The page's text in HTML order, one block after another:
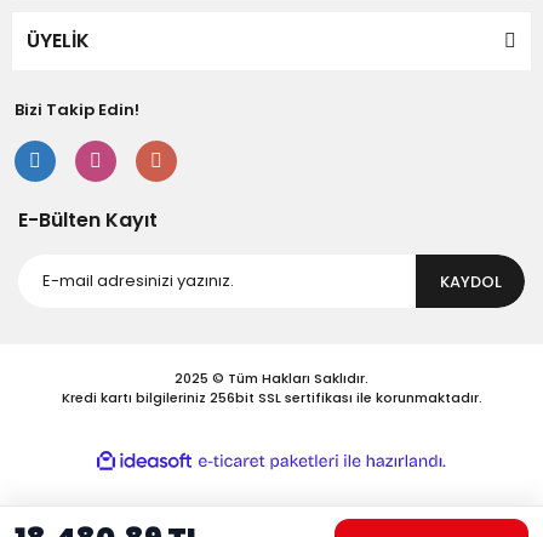
Bu ürüne benzer farklı alternatifler olmalı.
ÜYELİK
Bizi Takip Edin!
E-Bülten Kayıt
KAYDOL
2025 © Tüm Hakları Saklıdır.
Kredi kartı bilgileriniz 256bit SSL sertifikası ile korunmaktadır.
ideasoft
e-
paketleri